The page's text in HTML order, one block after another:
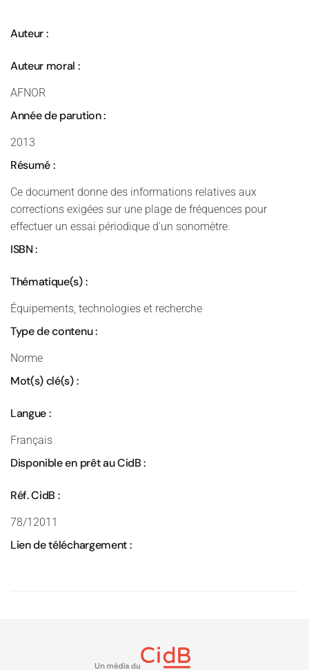
Auteur :
Auteur moral :
AFNOR
Année de parution :
2013
Résumé :
Ce document donne des informations relatives aux
corrections exigées sur une plage de fréquences pour
effectuer un essai périodique d'un sonomètre.
ISBN :
Thématique(s) :
Équipements, technologies et recherche
Type de contenu :
Norme
Mot(s) clé(s) :
Langue :
Français
Disponible en prêt au CidB :
Réf. CidB :
78/12011
Lien de téléchargement :